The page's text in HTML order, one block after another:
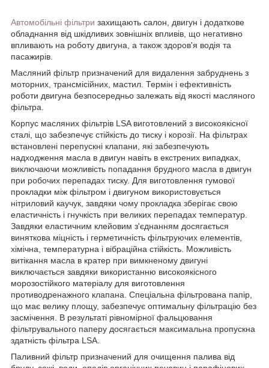
Автомобільні фільтри захищають салон, двигун і додаткове
обладнання від шкідливих зовнішніх впливів, що негативно
впливають на роботу двигуна, а також здоров'я водія та
пасажирів.
Масляний фільтр призначений для видалення забруднень з
моторних, трансмісійних, мастил. Термін і ефективність
роботи двигуна безпосередньо залежать від якості масляного
фільтра.
Корпус масляних фільтрів LSA виготовлений з високоякісної
сталі, що забезпечує стійкість до тиску і корозії. На фільтрах
встановлені перепускні клапани, які забезпечують
надходження масла в двигун навіть в екстрених випадках,
виключаючи можливість попадання брудного масла в двигун
при робочих перепадах тиску. Для виготовлення гумової
прокладки між фільтром і двигуном використовується
нітриловий каучук, завдяки чому прокладка зберігає свою
еластичність і гнучкість при великих перепадах температур.
Завдяки еластичним клейовим з'єднанням досягається
виняткова міцність і герметичність фільтруючих елементів,
хімічна, температурна і вібраційна стійкість. Можливість
витікання масла в кратер при вимкненому двигуні
виключається завдяки використанню високоякісного
морозостійкого матеріалу для виготовлення
противодренажного клапана. Спеціальна фільтрована папір,
що має велику площу, забезпечує оптимальну фільтрацію без
засмічення. В результаті рівномірної фальцювання
фільтрувального паперу досягається максимальна пропускна
здатність фільтра LSA.
Паливний фільтр призначений для очищення палива від